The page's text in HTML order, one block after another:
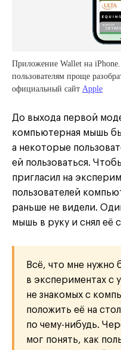
Приложение Wallet на
пользователям проще
официальный сайт Apple
До выхода первой
компьютерная мышь
а некоторые
ей пользоваться.
пригласил на
пользователей
раньше не видели.
мышь в руку и снял её
Всё, что мне нужно
в экспериментах с
не знакомых с
положить её на
по чему-нибудь.
мог понять, как